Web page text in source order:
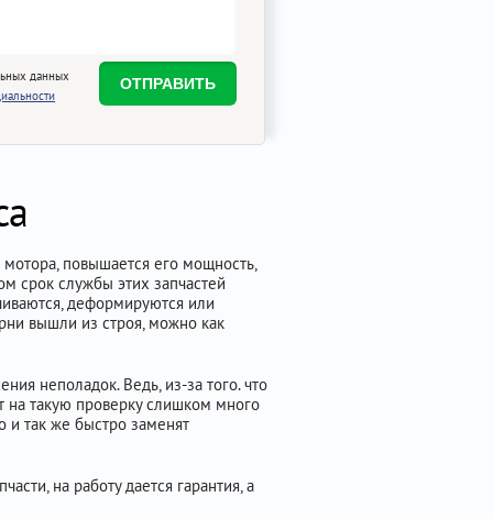
данных
повышается его мощность,
срок службы этих запчастей
деформируются или
вышли из строя, можно как
неполадок. Ведь, из-за того. что
на такую проверку слишком много
и так же быстро заменят
на работу дается гарантия, а